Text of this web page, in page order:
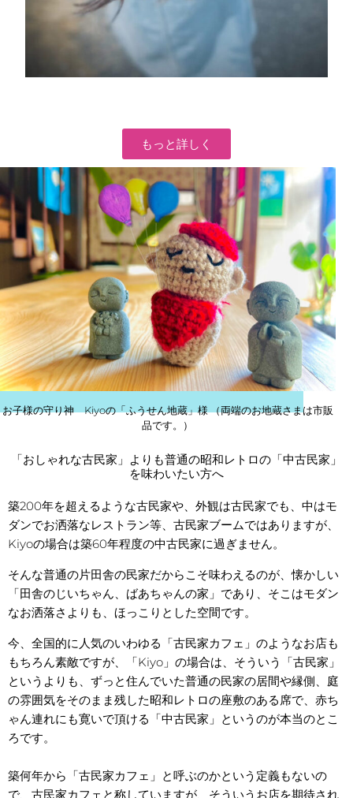
もっと詳しく
お子様の守り神 Kiyoの「ふうせん地蔵」様 （両端のお地蔵さまは市販
品です。）
「おしゃれな古民家」よりも普通の昭和レトロの「中古民家」
を味わいたい方へ
築200年を超えるような古民家や、外観は古民家でも、中はモ
ダンでお洒落なレストラン等、古民家ブームではありますが、
Kiyoの場合は築60年程度の中古民家に過ぎません。
そんな普通の片田舎の民家だからこそ味わえるのが、懐かしい
「田舎のじいちゃん、ばあちゃんの家」であり、そこはモダン
なお洒落さよりも、ほっこりとした空間です。
今、全国的に人気のいわゆる「古民家カフェ」のようなお店も
もちろん素敵ですが、「Kiyo」の場合は、そういう「古民家」
というよりも、ずっと住んでいた普通の民家の居間や縁側、庭
の雰囲気をそのまま残した昭和レトロの座敷のある席で、赤ち
ゃん連れにも寛いで頂ける「中古民家」というのが本当のとこ
ろです。
築何年から「古民家カフェ」と呼ぶのかという定義もないの
で、古民家カフェと称していますが、そういうお店を期待され